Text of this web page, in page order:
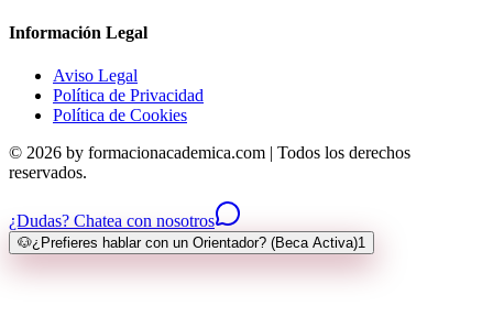
Información Legal
Aviso Legal
Política de Privacidad
Política de Cookies
© 2026 by formacionacademica.com | Todos los derechos
reservados.
¿Dudas? Chatea con nosotros
🐶¿Prefieres hablar con un Orientador? (Beca Activa)1